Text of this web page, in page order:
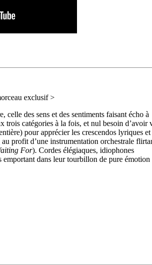
exclusif >
des sens et des sentiments faisant écho à
trois catégories à la fois, et nul besoin d’avoir
pour apprécier les crescendos lyriques et
au profit d’une instrumentation orchestrale
For). Cordes élégiaques, idiophones
emportant dans leur tourbillon de pure émotion